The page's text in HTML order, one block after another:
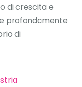
di crescita e
profondamente
di